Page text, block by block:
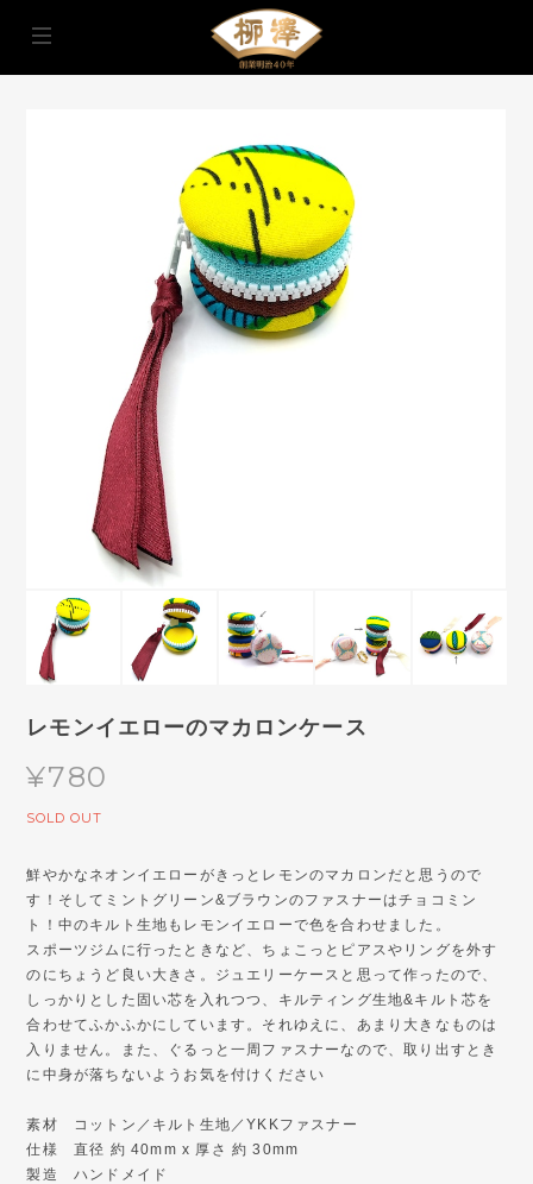
レモンイエローのマカロンケース
¥780
SOLD OUT
鮮やかなネオンイエローがきっとレモンのマカロンだと思うので
す！そしてミントグリーン&ブラウンのファスナーはチョコミン
ト！中のキルト生地もレモンイエローで色を合わせました。
スポーツジムに行ったときなど、ちょこっとピアスやリングを外す
のにちょうど良い大きさ。ジュエリーケースと思って作ったので、
しっかりとした固い芯を入れつつ、キルティング生地&キルト芯を
合わせてふかふかにしています。それゆえに、あまり大きなものは
入りません。また、ぐるっと一周ファスナーなので、取り出すとき
に中身が落ちないようお気を付けください
素材 コットン／キルト生地／YKKファスナー
仕様 直径 約 40mm x 厚さ 約 30mm
製造 ハンドメイド